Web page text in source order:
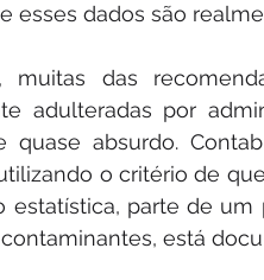
esses dados são
muitas das
adulteradas por
quase absurdo.
o critério de
estatística, parte de um
está